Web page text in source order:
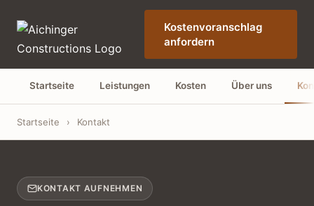
Kostenvoranschlag
anfordern
Startseite Leistungen Kosten Über uns
Startseite › Kontakt
KONTAKT AUFNEHMEN